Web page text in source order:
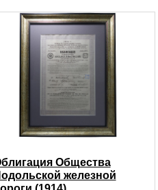
Общества
железной